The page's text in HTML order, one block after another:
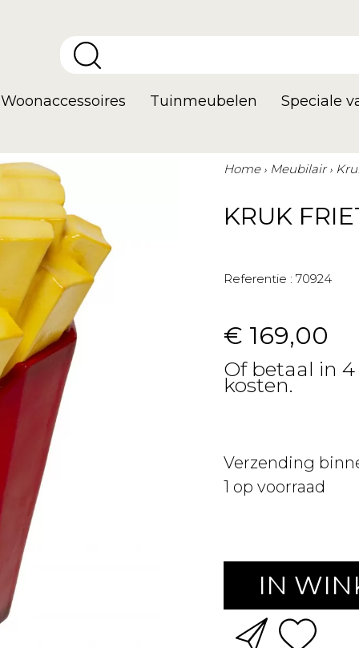
Woonaccessoires Tuinmeubelen Speciale
Home Meubilair
KRUK
Referentie : 70924
€ 169,00
Of betaal in
kosten.
Verzending
1 op voorraad
IN